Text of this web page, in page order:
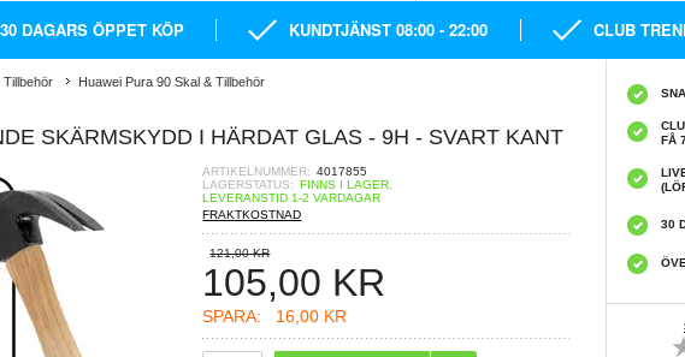
30 DAGARS ÖPPET KÖP KUNDTJÄNST 08:00 - 22:00 CLUB
Tillbehör Huawei Pura 90 Skal & Tillbehör
SKÄRMSKYDD I HÄRDAT GLAS - 9H - SVART KANT
ARTIKELNUMMER: 4017855
LAGERSTATUS: FINNS I LAGER.
LEVERANSTID 1-2 VARDAGAR
FRAKTKOSTNAD
121,00 KR
105,00 KR
SPARA: 16,00 KR
FÅ
30